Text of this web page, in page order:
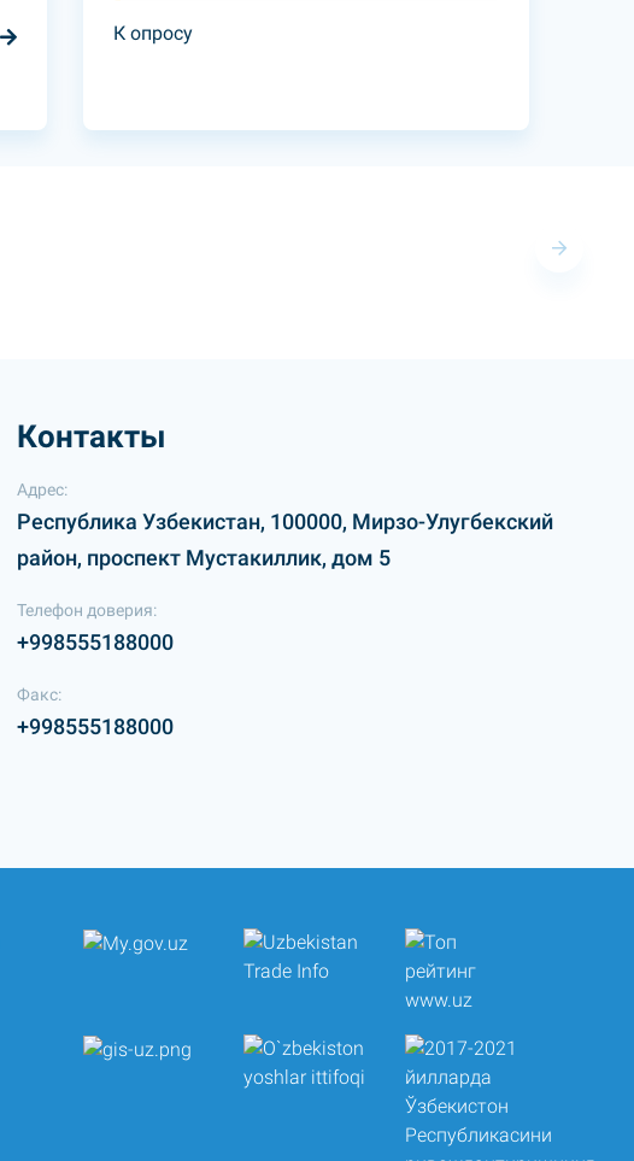
К опросу
Контакты
Адрес:
Республика Узбекистан, 100000, Мирзо-Улугбекский
район, проспект Мустакиллик, дом 5
Телефон доверия:
+998555188000
Факс:
+998555188000